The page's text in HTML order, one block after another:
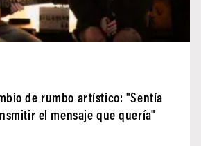
de rumbo artístico: "Sentía
el mensaje que quería"